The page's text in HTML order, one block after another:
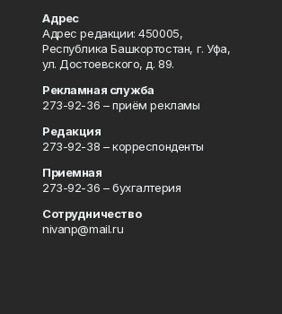
Адрес
Адрес редакции: 450005,
Республика Башкортостан, г. Уфа,
ул. Достоевского, д. 89.
Рекламная служба
273-92-36 – приём рекламы
Редакция
273-92-38 – корреспонденты
Приемная
273-92-36 – бухгалтерия
Сотрудничество
nivanp@mail.ru